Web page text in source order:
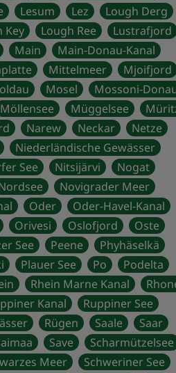
Lesum Lez
Lough Derg
Key Lough Ree
Lustrafjord
Main
Main-Donau-Kanal
Mittelmeer
Mjoifjord
Mosel
Mossoni-
Möllensee Müggelsee
Narew Neckar
Netze
Niederländische Gewässer
See
Nitsijärvi
Nogat
Novigrader Meer
Oder
Oder-Havel-Kanal
Orivesi Oslofjord
Oste
See Peene
Phyhäselkä
Plauer See Po
Podelta
Rhein Marne Kanal
Kanal
Ruppiner See
Rügen Saale
Saar
Save
Scharmützelsee
Meer
Schweriner See